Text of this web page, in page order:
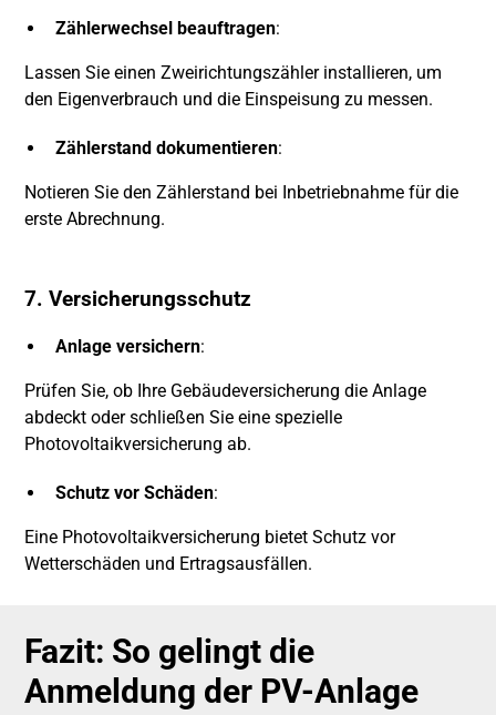
Zählerwechsel beauftragen:
Lassen Sie einen Zweirichtungszähler installieren, um
den Eigenverbrauch und die Einspeisung zu messen.
Zählerstand dokumentieren:
Notieren Sie den Zählerstand bei Inbetriebnahme für die
erste Abrechnung.
7. Versicherungsschutz
Anlage versichern:
Prüfen Sie, ob Ihre Gebäudeversicherung die Anlage
abdeckt oder schließen Sie eine spezielle
Photovoltaikversicherung ab.
Schutz vor Schäden:
Eine Photovoltaikversicherung bietet Schutz vor
Wetterschäden und Ertragsausfällen.
Fazit: So gelingt die
Anmeldung der PV-Anlage